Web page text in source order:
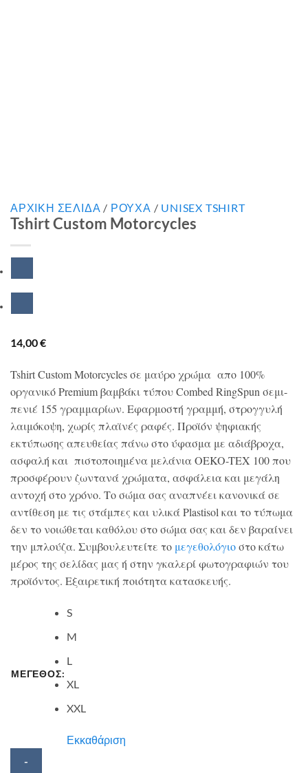
ΑΡΧΙΚΉ ΣΕΛΊΔΑ / ΡΟΥΧΑ / UNISEX TSHIRT
Tshirt Custom Motorcycles
14,00€
Tshirt Custom Motorcycles σε μαύρο χρώμα απο 100%
οργανικό Premium βαμβάκι τύπου Combed RingSpun σεμι-
πενιέ 155 γραμμαρίων. Εφαρμοστή γραμμή, στρογγυλή
λαιμόκοψη, χωρίς πλαϊνές ραφές. Προϊόν ψηφιακής
εκτύπωσης απευθείας πάνω στο ύφασμα με αδιάβροχα,
ασφαλή και πιστοποιημένα μελάνια OEKO-TEX 100 που
προσφέρουν ζωντανά χρώματα, ασφάλεια και μεγάλη
αντοχή στο χρόνο. Το σώμα σας αναπνέει κανονικά σε
αντίθεση με τις στάμπες και υλικά Plastisol και το τύπωμα
δεν το νοιώθεται καθόλου στο σώμα σας και δεν βαραίνει
την μπλούζα. Συμβουλευτείτε το μεγεθολόγιοστο κάτω
μέρος της σελίδας μας ή στην γκαλερί φωτογραφιών του
προϊόντος. Εξαιρετική ποιότητα κατασκευής.
ΜΕΓΕΘΟΣ:
S
M
L
XL
XXL
Εκκαθάριση